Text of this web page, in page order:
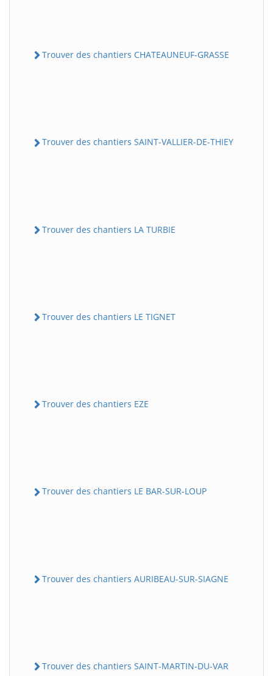
Trouver des chantiers CHATEAUNEUF-GRASSE
Trouver des chantiers SAINT-VALLIER-DE-THIEY
Trouver des chantiers LA TURBIE
Trouver des chantiers LE TIGNET
Trouver des chantiers EZE
Trouver des chantiers LE BAR-SUR-LOUP
Trouver des chantiers AURIBEAU-SUR-SIAGNE
Trouver des chantiers SAINT-MARTIN-DU-VAR